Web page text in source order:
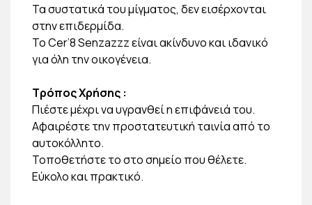
Τα συστατικά του μίγματος, δεν εισέρχονται
στην επιδερμίδα.
Το Cer’8 Senzazzz είναι ακίνδυνο και ιδανικό
για όλη την οικογένεια.
Τρόπος Χρήσης :
Πιέστε μέχρι να υγρανθεί η επιφάνειά του.
Αφαιρέστε την προστατευτική ταινία από το
αυτοκόλλητο.
Τοποθετήστε το στο σημείο που θέλετε.
Εύκολο και πρακτικό.